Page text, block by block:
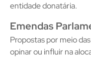
entidade donatária.
Emendas
Propostas por meio
opinar ou influir na